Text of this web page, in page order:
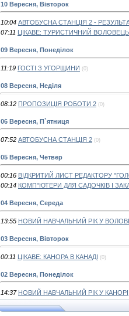
10 Вересня, Вівторок
10:04 АВТОБУСНА СТАНЦІЯ 2 -
07:11 ЦІКАВЕ: ТУРИСТИЧНИЙ
09 Вересня, Понеділок
11:19 ГОСТІ З УГОРЩИНИ (0)
08 Вересня, Неділя
08:12 ПРОПОЗИЦІЯ РОБОТИ 2 (0)
06 Вересня, П`ятниця
07:52 АВТОБУСНА СТАНЦІЯ 2 (0)
05 Вересня, Четвер
00:16 ВІДКРИТИЙ ЛИСТ РЕДАКТОРУ
00:14 КОМП"ЮТЕРИ ДЛЯ САДОЧКІВ І
04 Вересня, Середа
13:55 НОВИЙ НАВЧАЛЬНИЙ РІК У
03 Вересня, Вівторок
00:11 ЦІКАВЕ: КАНОРА В КАНАДІ (0)
02 Вересня, Понеділок
14:37 НОВИЙ НАВЧАЛЬНИЙ РІК У КАНОРІ